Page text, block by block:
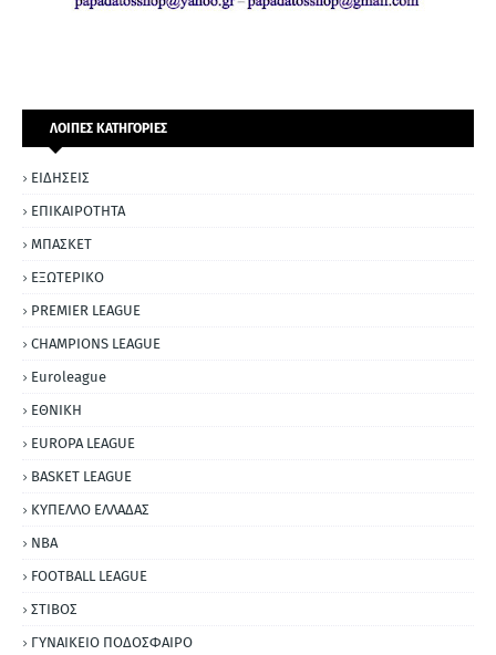
ΛΟΙΠΕΣ ΚΑΤΗΓΟΡΙΕΣ
ΕΙΔΗΣΕΙΣ
ΕΠΙΚΑΙΡΟΤΗΤΑ
ΜΠΑΣΚΕΤ
ΕΞΩΤΕΡΙΚΟ
PREMIER LEAGUE
CHAMPIONS LEAGUE
Euroleague
ΕΘΝΙΚΗ
EUROPA LEAGUE
BASKET LEAGUE
ΚΥΠΕΛΛΟ ΕΛΛΑΔΑΣ
NBA
FOOTBALL LEAGUE
ΣΤΙΒΟΣ
ΓΥΝΑΙΚΕΙΟ ΠΟΔΟΣΦΑΙΡΟ